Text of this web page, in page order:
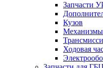
Запчасти
Кузов
Механизмы
Ходовая